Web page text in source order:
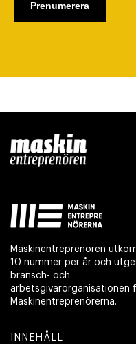
Maskinentreprenören
10 nummer per år och
bransch- och
arbetsgivarorganisationen
Maskinentreprenörerna.
INNEHÅLL